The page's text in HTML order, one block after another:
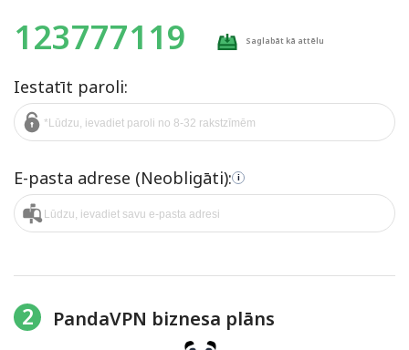
123777119 Saglabāt kā attēlu
Iestatīt paroli:
E-pasta adrese (Neobligāti): i
2 PandaVPN biznesa plāns